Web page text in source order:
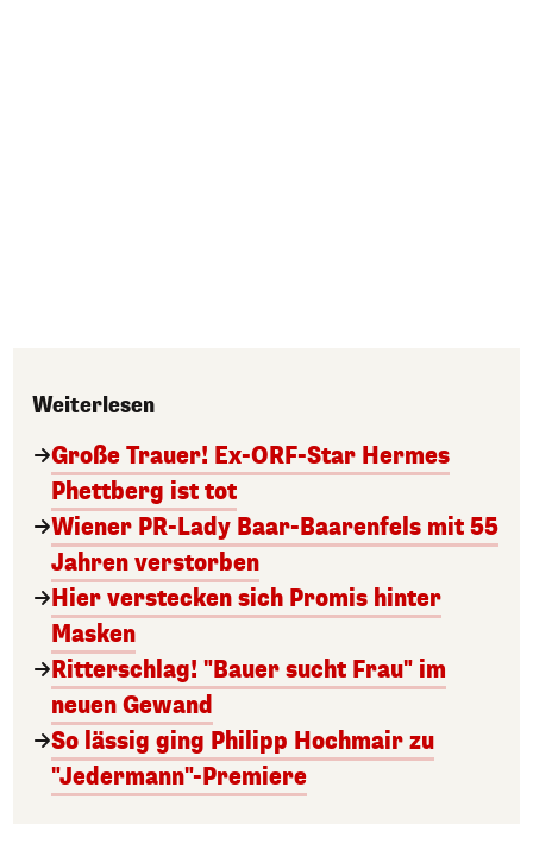
Weiterlesen
Große Trauer! Ex-ORF-Star Hermes
Phettberg ist tot
Wiener PR-Lady Baar-Baarenfels mit 55
Jahren verstorben
Hier verstecken sich Promis hinter
Masken
Ritterschlag! "Bauer sucht Frau" im
neuen Gewand
So lässig ging Philipp Hochmair zu
"Jedermann"-Premiere